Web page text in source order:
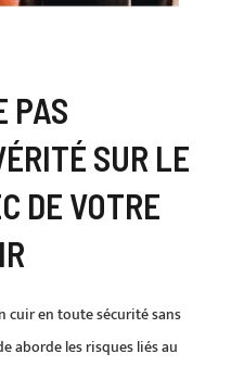
PAS
SUR LE
DE VOTRE
cuir en toute sécurité sans
aborde les risques liés au